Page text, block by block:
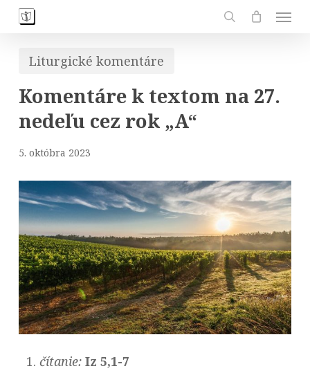
Skip
contentLiturgické komentáre
Komentáre k textom na 27.
nedeľu cez rok „A“
5. októbra 2023
čítanie: Iz 5,1-7